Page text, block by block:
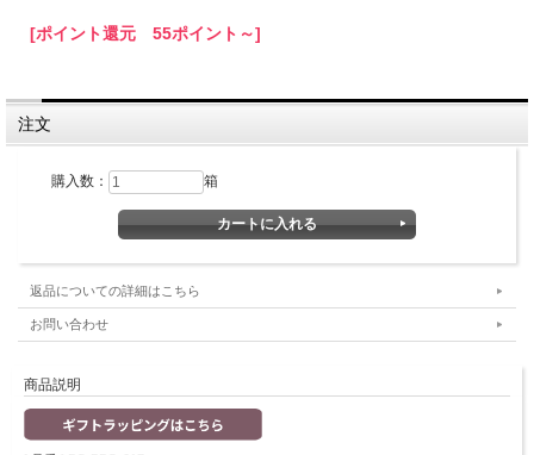
[ポイント還元 55ポイント～]
注文
購入数： 箱
返品についての詳細はこちら
お問い合わせ
商品説明